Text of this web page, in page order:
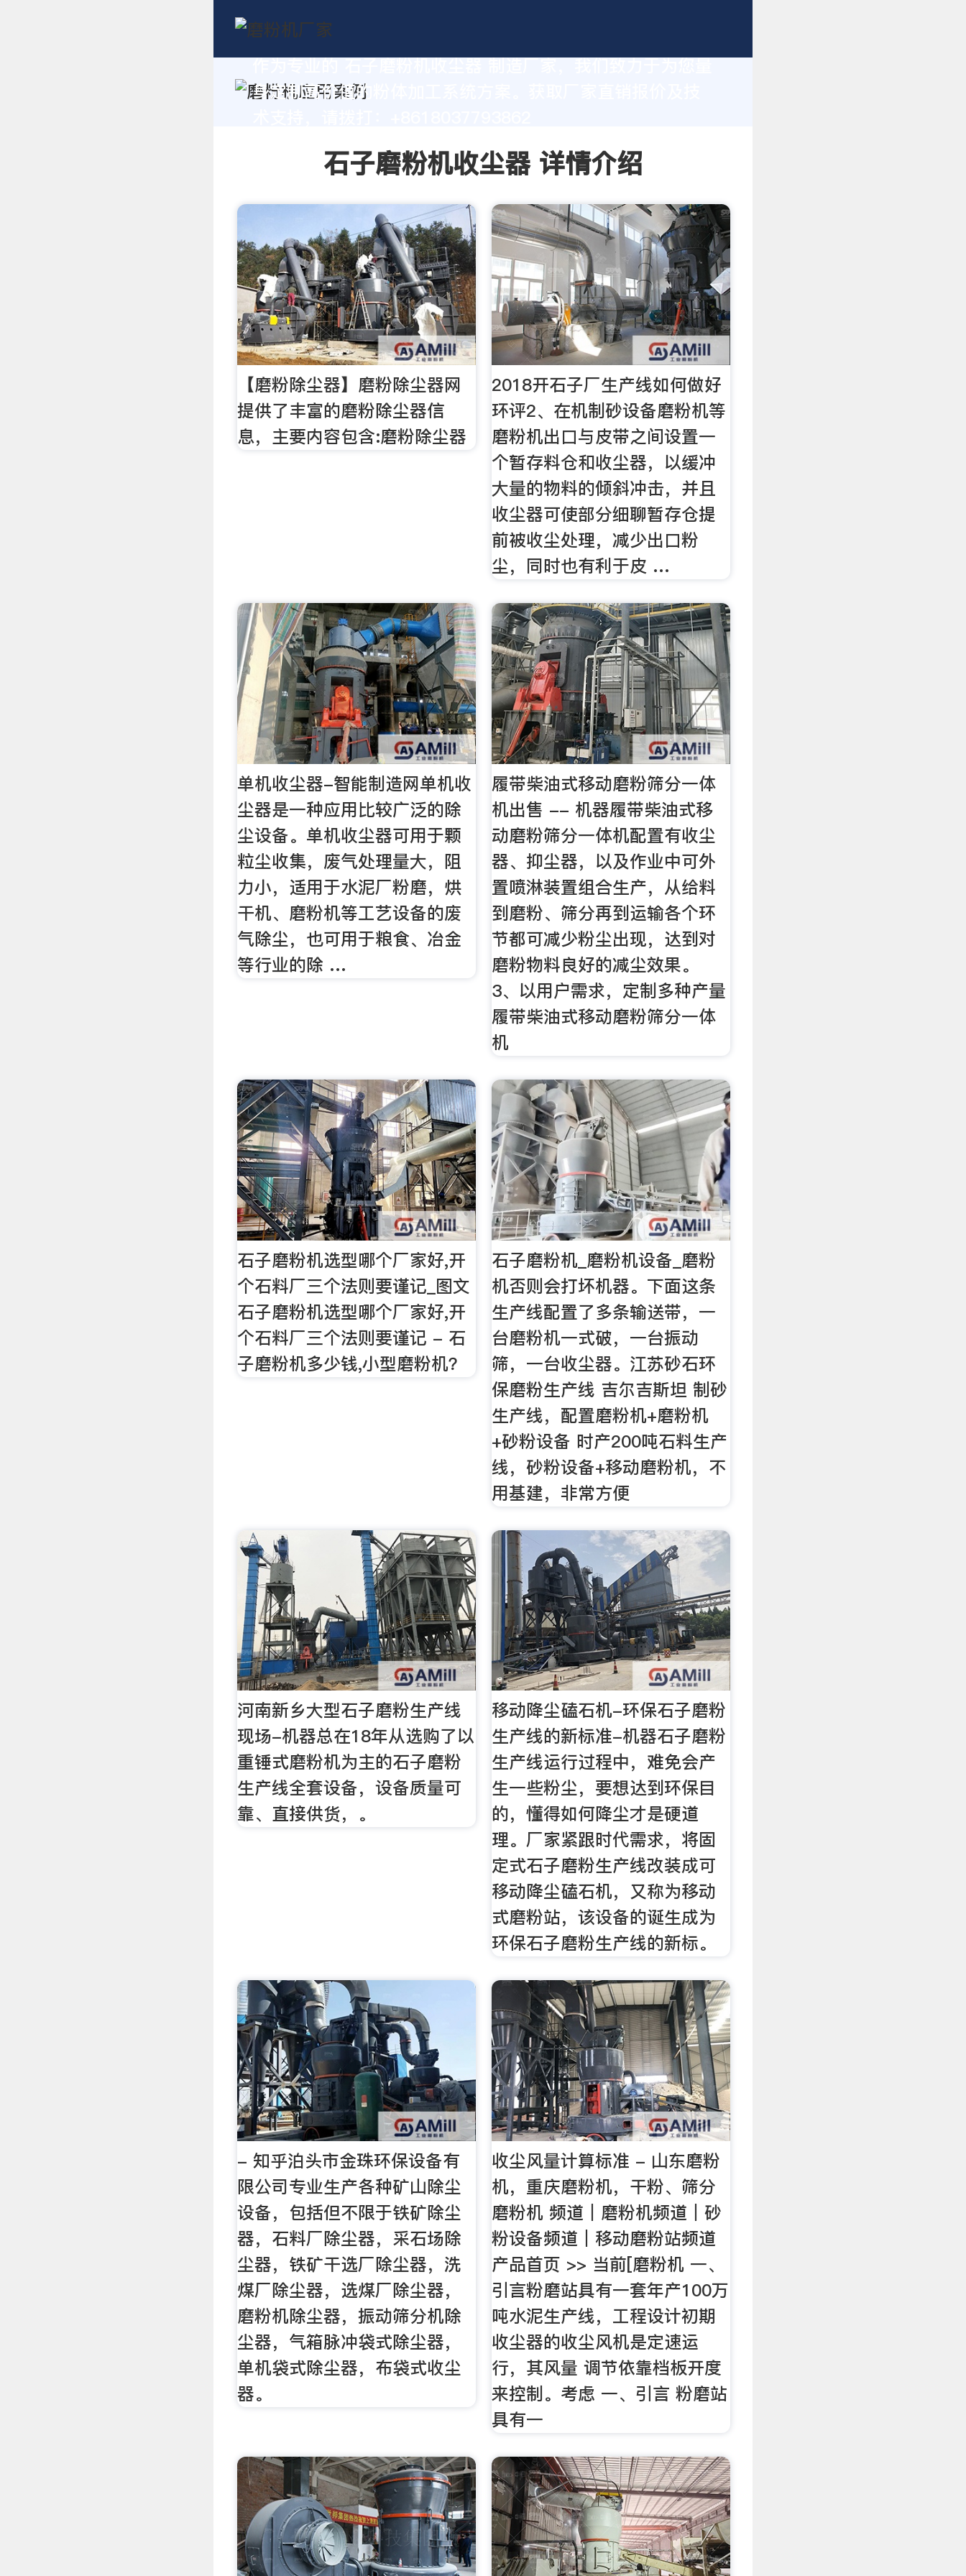
身定制高价值的粉体加工系统方案。获取厂家直销报价及技
石子磨粉机收尘器 详情介绍
【磨粉除尘器】磨粉除尘器网
提供了丰富的磨粉除尘器信
息，主要内容包含:磨粉除尘器
2018开石子厂生产线如何做好
环评2、在机制砂设备磨粉机等
磨粉机出口与皮带之间设置一
个暂存料仓和收尘器，以缓冲
大量的物料的倾斜冲击，并且
收尘器可使部分细聊暂存仓提
前被收尘处理，减少出口粉
尘，同时也有利于皮 …
单机收尘器-智能制造网单机收
尘器是一种应用比较广泛的除
尘设备。单机收尘器可用于颗
粒尘收集，废气处理量大，阻
力小，适用于水泥厂粉磨，烘
干机、磨粉机等工艺设备的废
气除尘，也可用于粮食、冶金
等行业的除 …
履带柴油式移动磨粉筛分一体
机出售 -- 机器履带柴油式移
动磨粉筛分一体机配置有收尘
器、抑尘器，以及作业中可外
置喷淋装置组合生产，从给料
到磨粉、筛分再到运输各个环
节都可减少粉尘出现，达到对
磨粉物料良好的减尘效果。
3、以用户需求，定制多种产量
履带柴油式移动磨粉筛分一体
机
石子磨粉机选型哪个厂家好,开
个石料厂三个法则要谨记_图文
石子磨粉机选型哪个厂家好,开
个石料厂三个法则要谨记 - 石
子磨粉机多少钱,小型磨粉机？
石子磨粉机_磨粉机设备_磨粉
机否则会打坏机器。下面这条
生产线配置了多条输送带，一
台磨粉机一式破，一台振动
筛，一台收尘器。江苏砂石环
保磨粉生产线 吉尔吉斯坦 制砂
生产线，配置磨粉机+磨粉机
+砂粉设备 时产200吨石料生产
线，砂粉设备+移动磨粉机，不
用基建，非常方便
河南新乡大型石子磨粉生产线
现场-机器总在18年从选购了以
重锤式磨粉机为主的石子磨粉
生产线全套设备，设备质量可
靠、直接供货，。
移动降尘磕石机-环保石子磨粉
生产线的新标准-机器石子磨粉
生产线运行过程中，难免会产
生一些粉尘，要想达到环保目
的，懂得如何降尘才是硬道
理。厂家紧跟时代需求，将固
定式石子磨粉生产线改装成可
移动降尘磕石机，又称为移动
式磨粉站，该设备的诞生成为
环保石子磨粉生产线的新标。
- 知乎泊头市金珠环保设备有
限公司专业生产各种矿山除尘
设备，包括但不限于铁矿除尘
器，石料厂除尘器，采石场除
尘器，铁矿干选厂除尘器，洗
煤厂除尘器，选煤厂除尘器，
磨粉机除尘器，振动筛分机除
尘器，气箱脉冲袋式除尘器，
单机袋式除尘器，布袋式收尘
器。
收尘风量计算标准 - 山东磨粉
机，重庆磨粉机，干粉、筛分
磨粉机 频道｜磨粉机频道｜砂
粉设备频道｜移动磨粉站频道
产品首页 >> 当前[磨粉机 一、
引言粉磨站具有一套年产100万
吨水泥生产线，工程设计初期
收尘器的收尘风机是定速运
行，其风量 调节依靠档板开度
来控制。考虑 一、引言 粉磨站
具有一